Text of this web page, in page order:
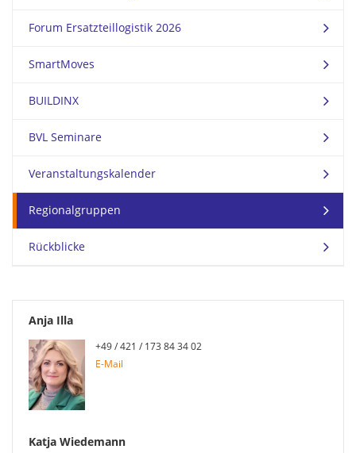
Forum Ersatzteillogistik 2026
SmartMoves
BUILDINX
BVL Seminare
Veranstaltungskalender
Regionalgruppen
Rückblicke
Anja Illa
+49 / 421 / 173 84 34 02
E-Mail
Katja Wiedemann